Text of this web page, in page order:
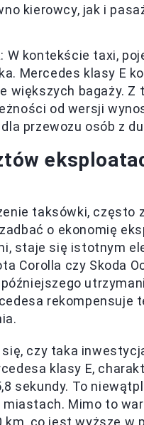
kierowcy, jak i
: W kontekście taxi,
Mercedes klasy E
większych bagaży.
od wersji
przewozu osób z
taksówki,
o ekonomię
staje się istotnym
Corolla czy Skoda
rekompensuje
czy taka
klasy E,
sekundy. To
Mimo to
km, co jest wyższe w